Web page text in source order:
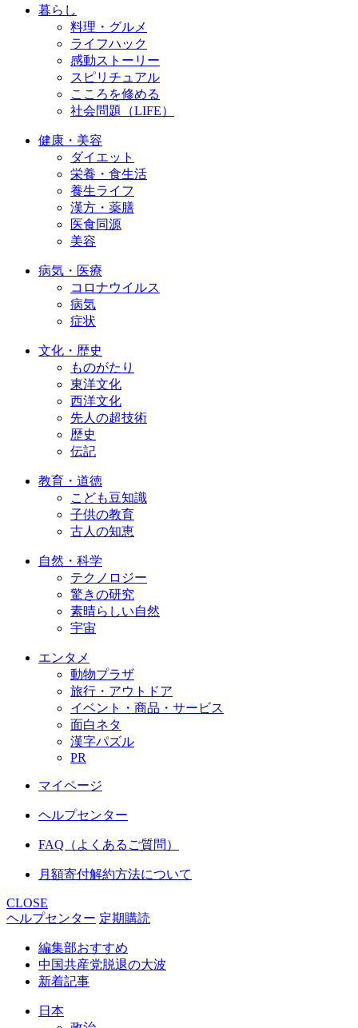
暮らし
料理・グルメ
ライフハック
感動ストーリー
スピリチュアル
こころを修める
社会問題（LIFE）
健康・美容
ダイエット
栄養・食生活
養生ライフ
漢方・薬膳
医食同源
美容
病気・医療
コロナウイルス
病気
症状
文化・歴史
ものがたり
東洋文化
西洋文化
先人の超技術
歴史
伝記
教育・道徳
こども豆知識
子供の教育
古人の知恵
自然・科学
テクノロジー
驚きの研究
素晴らしい自然
宇宙
エンタメ
動物プラザ
旅行・アウトドア
イベント・商品・サービス
面白ネタ
漢字パズル
PR
マイページ
ヘルプセンター
FAQ（よくあるご質問）
月額寄付解約方法について
CLOSE
ヘルプセンター 定期購読
編集部おすすめ
中国共産党脱退の大波
新着記事
日本